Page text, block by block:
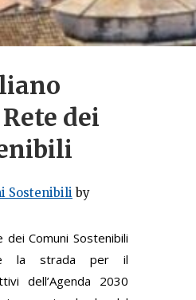
dei
Sostenibili by
dei Comuni Sostenibili
la strada per il
dell’Agenda 2030